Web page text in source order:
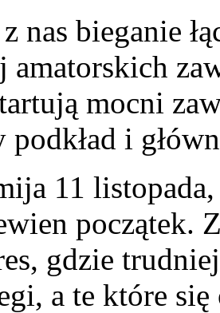
nas bieganie
amatorskich
mocni
podkład i
11
początek.
gdzie
a te które